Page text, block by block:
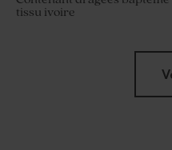
tissu ivoire